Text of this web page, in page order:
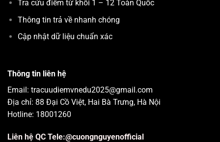
Tra cứu điểm từ khối 1 – 12 Toàn Quốc
Thông tin trả về nhanh chóng
Cập nhật dữ liệu chuẩn xác
Thông tin liên hệ
Email: tracuudiemvnedu2025@gmail.com
Địa chỉ: 88 Đại Cồ Việt, Hai Bà Trưng, Hà Nội
Hotline: 18001260
Liên hệ QC Tele:@cuongnguyenofficial